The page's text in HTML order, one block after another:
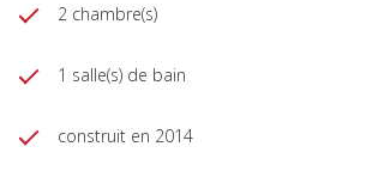
2 chambre(s)
1 salle(s) de bain
construit en 2014